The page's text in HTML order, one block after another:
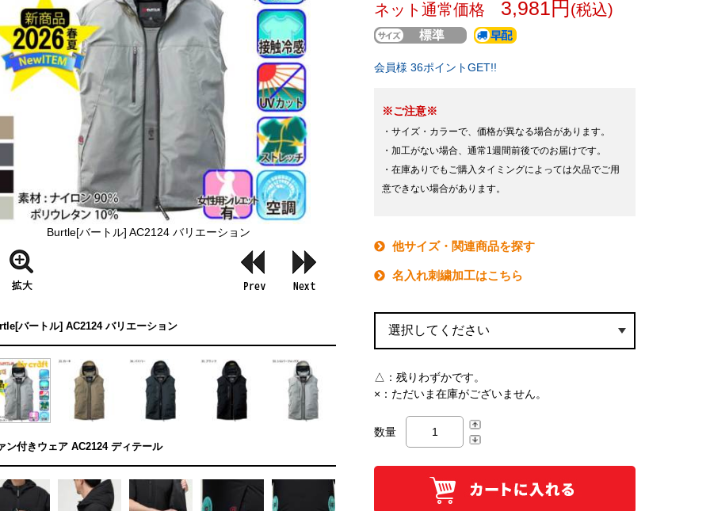
ネット通常価格 3,981円 (税込)
会員様 36ポイントGET!!
※ご注意※
・サイズ・カラーで、価格が異なる場合があります。
・加工がない場合、通常1週間前後でのお届けです。
・在庫ありでもご購入タイミングによっては欠品でご用
意できない場合があります。
他サイズ・関連商品を探す
名入れ刺繍加工はこちら
△： 残りわずかです。
×： ただいま在庫がございません。
数量
Burtle[バートル] AC2124 バリエーション
バートル] AC2124 バリエーション
ン付きウェア AC2124 ディテール